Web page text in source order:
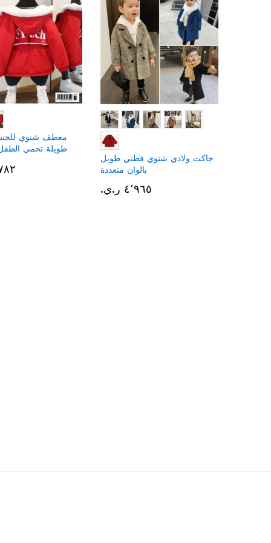
معطف شتوي
طويلة تحمي
جاكت ولادي شتوي قطني طويل
بالوان متعددة
٤٬٩٦٥ ر.ي.‏